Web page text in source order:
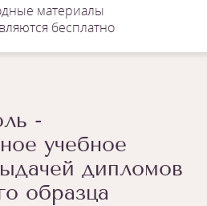
материалы
бесплатно
-
учебное
дипломов
образца